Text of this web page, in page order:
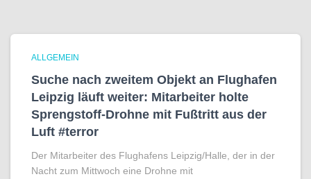
ALLGEMEIN
Suche nach zweitem Objekt an Flughafen
Leipzig läuft weiter: Mitarbeiter holte
Sprengstoff-Drohne mit Fußtritt aus der
Luft #terror
Der Mitarbeiter des Flughafens Leipzig/Halle, der in der
Nacht zum Mittwoch eine Drohne mit